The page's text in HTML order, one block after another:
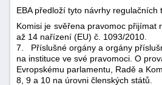
EBA předloží tyto návrhy
Komisi je svěřena pravomoc
až 14 nařízení (EU) č. 1093/2010.
7.
Příslušné orgány a orgány
na instituce ve své pravomoci. O
Evropskému parlamentu, Radě a
8, 9 a 10 na úrovni členských států.